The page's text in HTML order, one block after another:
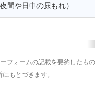
間や日中の尿もれ）
フォームの記載を要約したもの
もとづきます。